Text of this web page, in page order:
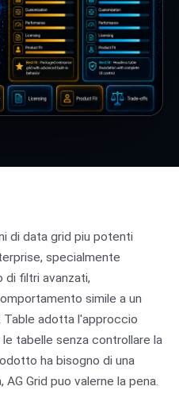
di data grid piu potenti
specialmente
di filtri avanzati,
simile a un
adotta l'approccio
tabelle senza controllare la
ha bisogno di una
Grid puo valerne la pena.